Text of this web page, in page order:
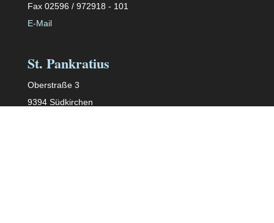
Fax 02596 / 972918 - 101
E-Mail
St. Pankratius
Oberstraße 3
9394 Südkirchen